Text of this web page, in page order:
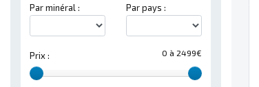
Par minéral : Par pays :
0 à 2499€
Prix :